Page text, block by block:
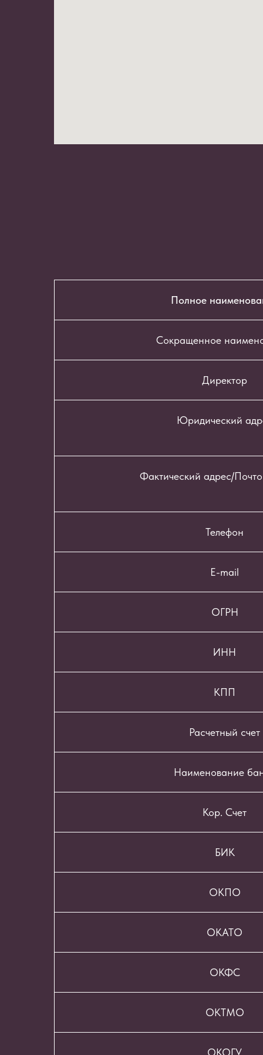
Полное
Сокращенное
Директор
Юридический
Фактический адрес/
Телефон
E-mail
ОГРН
ИНН
КПП
Расчетный счет
Наименование
Кор. Счет
БИК
ОКПО
ОКАТО
ОКФС
ОКТМО
ОКОГУ